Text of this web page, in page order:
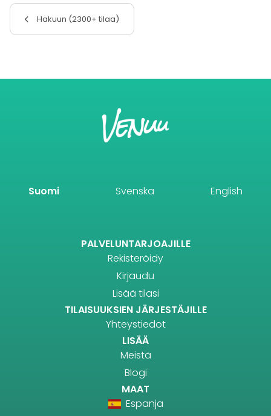
Hakuun (2300+ tilaa)
Suomi Svenska English
PALVELUNTARJOAJILLE
Rekisteröidy
Kirjaudu
Lisää tilasi
TILAISUUKSIEN JÄRJESTÄJILLE
Yhteystiedot
LISÄÄ
Meistä
Blogi
MAAT
Espanja